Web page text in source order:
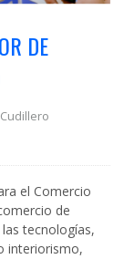
DE
Cudillero
el Comercio
de
tecnologías,
interiorismo,